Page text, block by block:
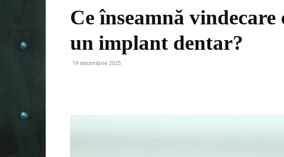
Ce înseamnă
un implant dentar?
19 decembrie 2025